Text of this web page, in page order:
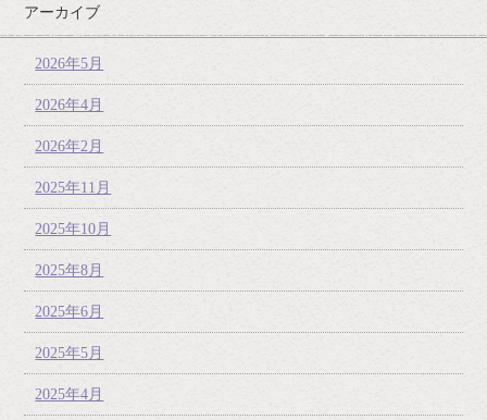
アーカイブ
2026年5月
2026年4月
2026年2月
2025年11月
2025年10月
2025年8月
2025年6月
2025年5月
2025年4月